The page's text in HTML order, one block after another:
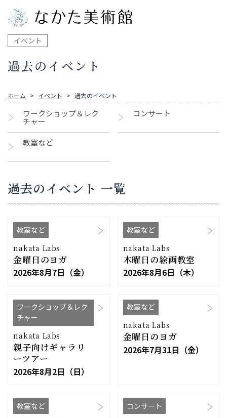
イベント
過去のイベント
ホーム イベント 過去のイベント
ワークショップ＆レク
チャー
コンサート
教室など
過去のイベント 一覧
教室など
nakata Labs
金曜日のヨガ
2026年8月7日（金）
教室など
nakata Labs
木曜日の絵画教室
2026年8月6日（木）
ワークショップ＆レク
チャー
nakata Labs
親子向けギャラリ
ーツアー
2026年8月2日（日）
教室など
nakata Labs
金曜日のヨガ
2026年7月31日（金）
教室など
コンサート